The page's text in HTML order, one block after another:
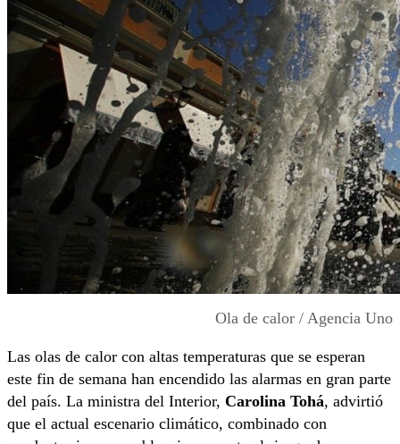
Ola de calor / Agencia Uno
Las olas de calor con altas temperaturas que se esperan
este fin de semana han encendido las alarmas en gran parte
del país. La ministra del Interior, Carolina Tohá, advirtió
que el actual escenario climático, combinado con